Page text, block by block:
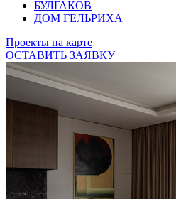
БУЛГАКОВ
ДОМ ГЕЛЬРИХА
Проекты на карте
ОСТАВИТЬ ЗАЯВКУ